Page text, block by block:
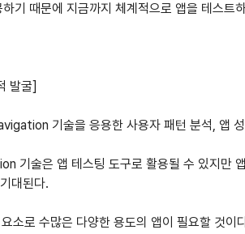
기 때문에 지금까지 체계적으로 앱을 테스트
발굴]
기술을 응용한 사용자 패턴 분석, 앱
기술은 앱 테스팅 도구로 활용될 수 있지만
대된다.
소로 수많은 다양한 용도의 앱이 필요할 것